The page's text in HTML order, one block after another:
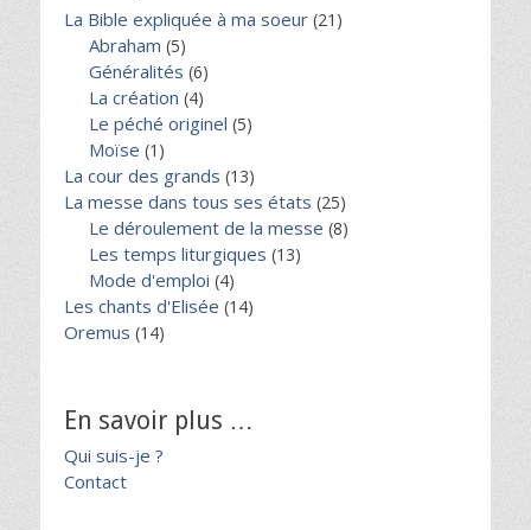
La Bible expliquée à ma soeur (21)
Abraham (5)
Généralités (6)
La création (4)
Le péché originel (5)
Moïse (1)
La cour des grands (13)
La messe dans tous ses états (25)
Le déroulement de la messe (8)
Les temps liturgiques (13)
Mode d'emploi (4)
Les chants d'Elisée (14)
Oremus (14)
En savoir plus …
Qui suis-je ?
Contact